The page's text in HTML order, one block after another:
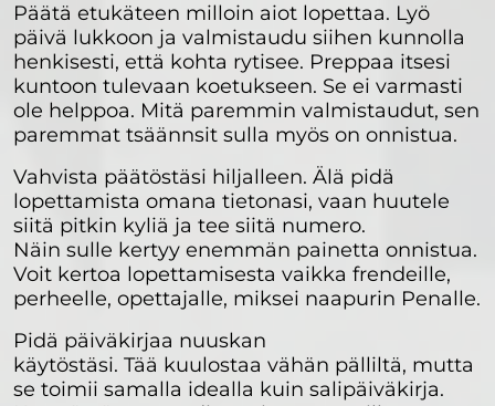
Päätä etukäteen milloin aiot lopettaa. Lyö
päivä lukkoon ja valmistaudu siihen kunnolla
henkisesti, että kohta rytisee. Preppaa itsesi
kuntoon tulevaan koetukseen. Se ei varmasti
ole helppoa. Mitä paremmin valmistaudut, sen
paremmat tsäännsit sulla myös on onnistua.
Vahvista päätöstäsi hiljalleen. Älä pidä
lopettamista omana tietonasi, vaan huutele
siitä pitkin kyliä ja tee siitä numero.
Näin sulle kertyy enemmän painetta onnistua.
Voit kertoa lopettamisesta vaikka frendeille,
perheelle, opettajalle, miksei naapurin Penalle.
Pidä päiväkirjaa nuuskan
käytöstäsi. Tää kuulostaa vähän pälliltä, mutta
se toimii samalla idealla kuin salipäiväkirja.